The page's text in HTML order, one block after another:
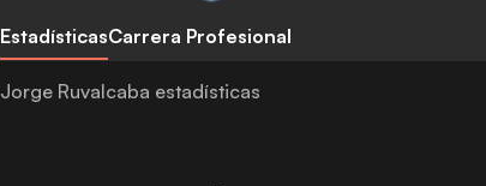
EstadísticasCarrera Profesional
Jorge Ruvalcaba estadísticas